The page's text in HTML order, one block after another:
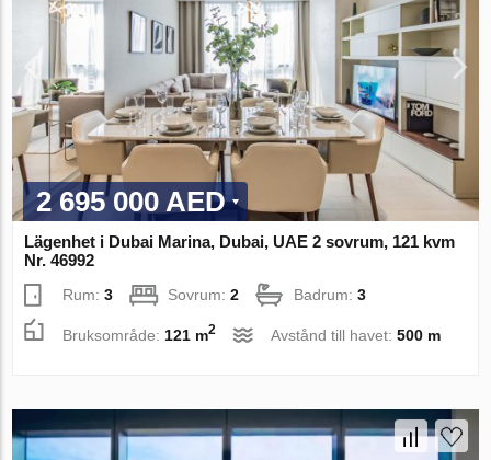
2 695 000 AED
Lägenhet i Dubai Marina, Dubai, UAE 2 sovrum, 121 kvm
Nr. 46992
Rum:3 Sovrum:2 Badrum:3
Bruksområde: 121 m2 Avstånd till havet:500 m